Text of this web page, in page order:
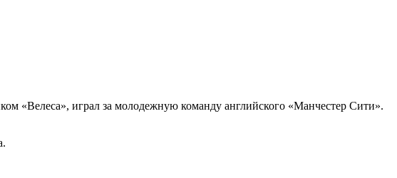
«Велеса», играл за молодежную команду английского «Манчестер Сити».